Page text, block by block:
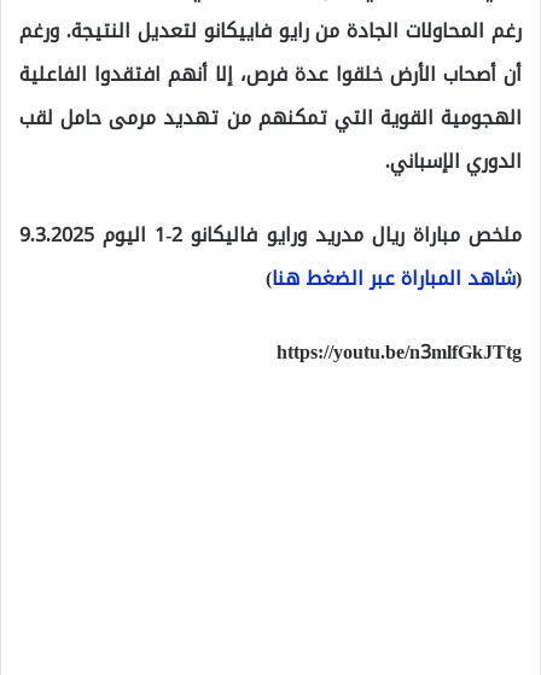
رغم المحاولات الجادة من رايو فاييكانو لتعديل النتيجة. ورغم
أن أصحاب الأرض خلقوا عدة فرص، إلا أنهم افتقدوا الفاعلية
الهجومية القوية التي تمكنهم من تهديد مرمى حامل لقب
الدوري الإسباني.
ملخص مباراة ريال مدريد ورايو فاليكانو 2-1 اليوم 9.3.2025
(شاهد المباراة عبر الضغط هنا)
https://youtu.be/n3mlfGkJTtg